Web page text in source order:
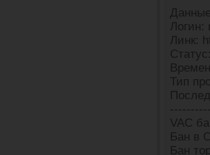
Логин:
Линк:
Тип
VAC
Бан в
Бан